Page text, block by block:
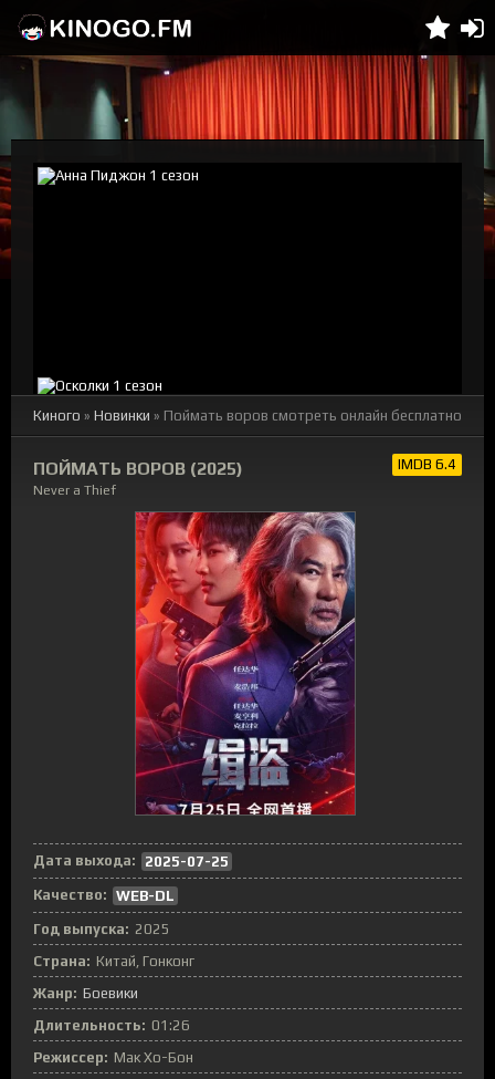
Киного » Новинки » Поймать воров смотреть онлайн бесплатно
ПОЙМАТЬ ВОРОВ (2025)
Never a Thief
IMDB 6.4
Дата выхода:
2025-07-25
Качество: WEB-DL
Год выпуска: 2025
Страна: Китай, Гонконг
Жанр: Боевики
Длительность: 01:26
Режиссер: Мак Хо-Бон